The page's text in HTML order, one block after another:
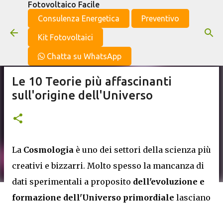
Passa ai contenuti principali
Fotovoltaico Facile
Consulenza Energetica
Preventivo
Kit Fotovoltaici
Chatta su WhatsApp
Le 10 Teorie più affascinanti
sull'origine dell'Universo
La Cosmologia è uno dei settori della scienza più
creativi e bizzarri. Molto spesso la mancanza di
dati sperimentali a proposito dell'evoluzione e
formazione dell'Universo primordiale lasciano